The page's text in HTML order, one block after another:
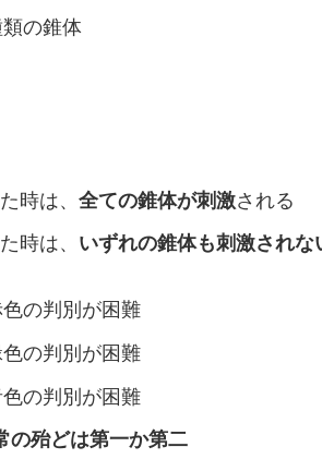
の錐体
時は、 全ての錐体が刺激される
時は、 いずれの錐体も刺激されな
の判別が困難
の判別が困難
の判別が困難
の殆どは第一か第二